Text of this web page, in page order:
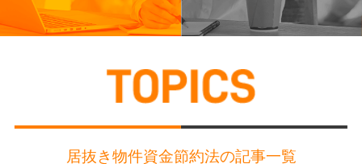
居抜き物件資金節約法の記事一覧